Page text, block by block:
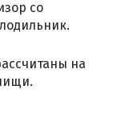
со
на